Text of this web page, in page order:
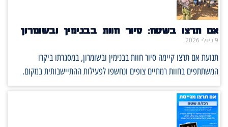
אם תרצו בשטח: סיור חוות בבנימין ובשומרון
9 ביולי 2026
תנועת אם תרצו קיימה סיור חוות בבנימין ובשומרון, במסגרתו ביקרו
המשתתפים בחוות רמתיים צופים ונחשפו לפעילות ההתיישבותית במקום.